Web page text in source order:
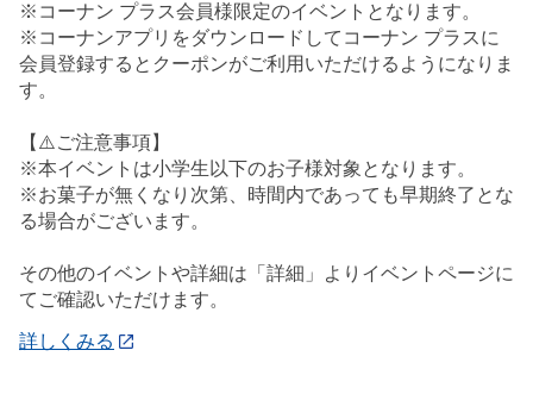
※コーナン プラス会員様限定のイベントとなります。
※コーナンアプリをダウンロードしてコーナン プラスに
会員登録するとクーポンがご利用いただけるようになりま
す。
【⚠️ご注意事項】
※本イベントは小学生以下のお子様対象となります。
※お菓子が無くなり次第、時間内であっても早期終了とな
る場合がございます。
その他のイベントや詳細は「詳細」よりイベントページに
てご確認いただけます。
詳しくみる